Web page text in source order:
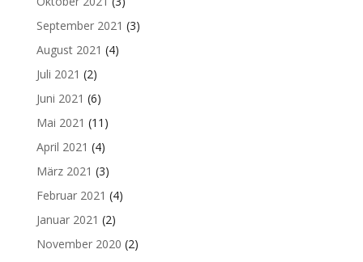
September 2021 (3)
August 2021 (4)
Juli 2021 (2)
Juni 2021 (6)
Mai 2021 (11)
April 2021 (4)
März 2021 (3)
Februar 2021 (4)
Januar 2021 (2)
November 2020 (2)